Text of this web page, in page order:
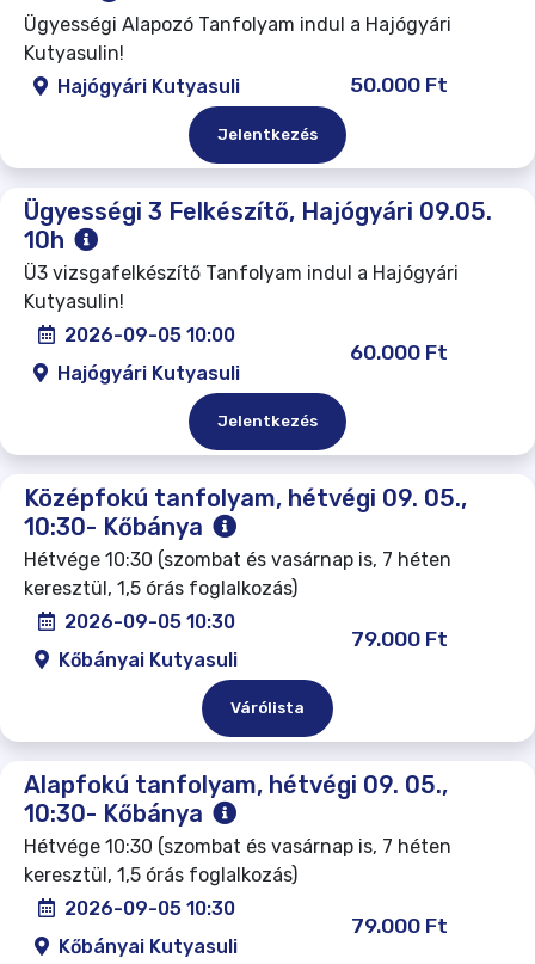
Ügyességi Alapozó Tanfolyam indul a Hajógyári
Kutyasulin!
Hajógyári Kutyasuli
50.000 Ft
Jelentkezés
Ügyességi 3 Felkészítő, Hajógyári 09.05.
10h
Ü3 vizsgafelkészítő Tanfolyam indul a Hajógyári
Kutyasulin!
2026-09-05 10:00
Hajógyári Kutyasuli
60.000 Ft
Jelentkezés
Középfokú tanfolyam, hétvégi 09. 05.,
10:30- Kőbánya
Hétvége 10:30 (szombat és vasárnap is, 7 héten
keresztül, 1,5 órás foglalkozás)
2026-09-05 10:30
Kőbányai Kutyasuli
79.000 Ft
Várólista
Alapfokú tanfolyam, hétvégi 09. 05.,
10:30- Kőbánya
Hétvége 10:30 (szombat és vasárnap is, 7 héten
keresztül, 1,5 órás foglalkozás)
2026-09-05 10:30
Kőbányai Kutyasuli
79.000 Ft